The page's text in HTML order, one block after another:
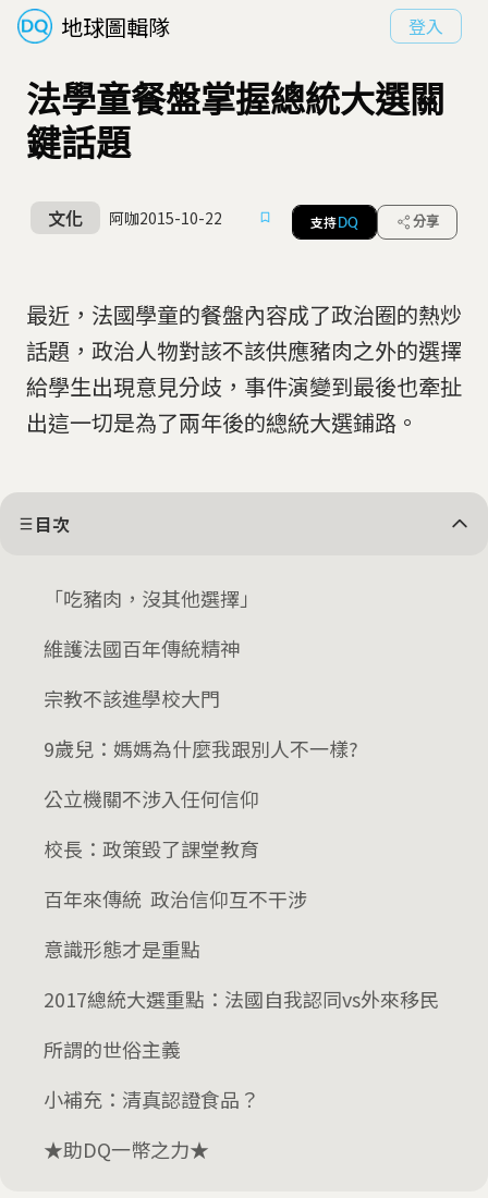
地球圖輯隊 登入
法學童餐盤掌握總統大選關
鍵話題
文化 阿咖2015-10-22 支持 DQ 分享
最近，法國學童的餐盤內容成了政治圈的熱炒
話題，政治人物對該不該供應豬肉之外的選擇
給學生出現意見分歧，事件演變到最後也牽扯
出這一切是為了兩年後的總統大選鋪路。
目次
「吃豬肉，沒其他選擇」
維護法國百年傳統精神
宗教不該進學校大門
9歲兒：媽媽為什麼我跟別人不一樣?
公立機關不涉入任何信仰
校長：政策毀了課堂教育
百年來傳統 政治信仰互不干涉
意識形態才是重點
2017總統大選重點：法國自我認同vs外來移民
所謂的世俗主義
小補充：清真認證食品？
★助DQ一幣之力★